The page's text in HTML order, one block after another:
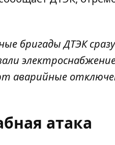
бригады ДТЭК
аварийные
атака